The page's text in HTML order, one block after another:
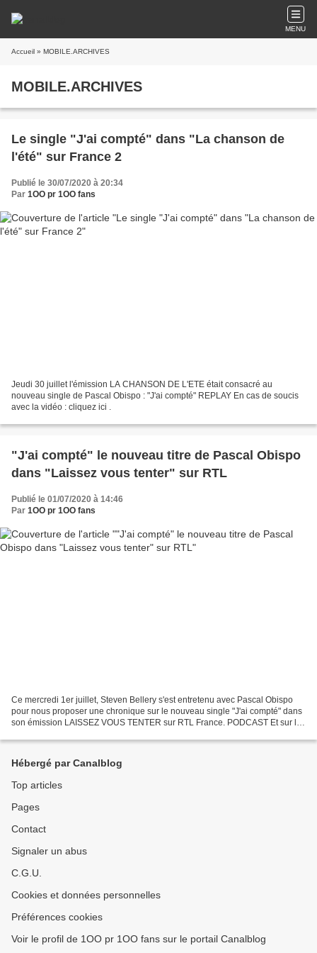
MENU
Accueil » MOBILE.ARCHIVES
MOBILE.ARCHIVES
Le single "J'ai compté" dans "La chanson de
l'été" sur France 2
Publié le 30/07/2020 à 20:34
Par 1OO pr 1OO fans
Jeudi 30 juillet l'émission LA CHANSON DE L'ETE était consacré au
nouveau single de Pascal Obispo : "J'ai compté" REPLAY En cas de soucis
avec la vidéo : cliquez ici .
"J'ai compté" le nouveau titre de Pascal Obispo
dans "Laissez vous tenter" sur RTL
Publié le 01/07/2020 à 14:46
Par 1OO pr 1OO fans
Ce mercredi 1er juillet, Steven Bellery s'est entretenu avec Pascal Obispo
pour nous proposer une chronique sur le nouveau single "J'ai compté" dans
son émission LAISSEZ VOUS TENTER sur RTL France. PODCAST Et sur la
Hébergé par Canalblog
Top articles
Pages
Contact
Signaler un abus
C.G.U.
Cookies et données personnelles
Préférences cookies
Voir le profil de 1OO pr 1OO fans sur le portail Canalblog